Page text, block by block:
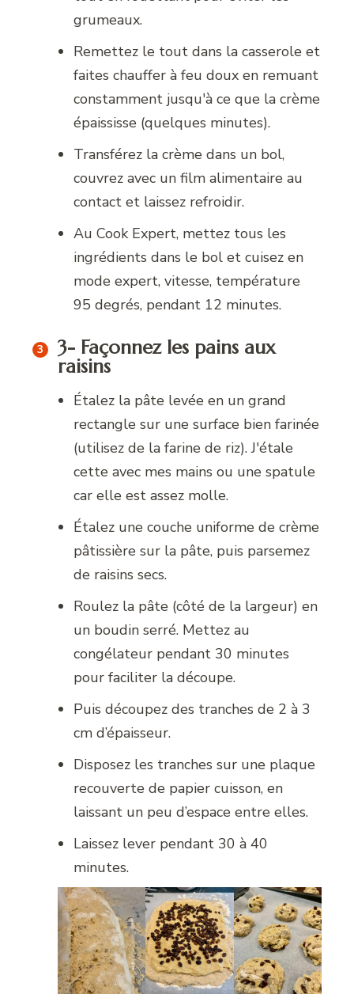
grumeaux.
Remettez le tout dans la casserole et
faites chauffer à feu doux en remuant
constamment jusqu'à ce que la crème
épaississe (quelques minutes).
Transférez la crème dans un bol,
couvrez avec un film alimentaire au
contact et laissez refroidir.
Au Cook Expert, mettez tous les
ingrédients dans le bol et cuisez en
mode expert, vitesse, température
95 degrés, pendant 12 minutes.
3- Façonnez les pains aux
raisins
Étalez la pâte levée en un grand
rectangle sur une surface bien farinée
(utilisez de la farine de riz). J'étale
cette avec mes mains ou une spatule
car elle est assez molle.
Étalez une couche uniforme de crème
pâtissière sur la pâte, puis parsemez
de raisins secs.
Roulez la pâte (côté de la largeur) en
un boudin serré. Mettez au
congélateur pendant 30 minutes
pour faciliter la découpe.
Puis découpez des tranches de 2 à 3
cm d’épaisseur.
Disposez les tranches sur une plaque
recouverte de papier cuisson, en
laissant un peu d’espace entre elles.
Laissez lever pendant 30 à 40
minutes.